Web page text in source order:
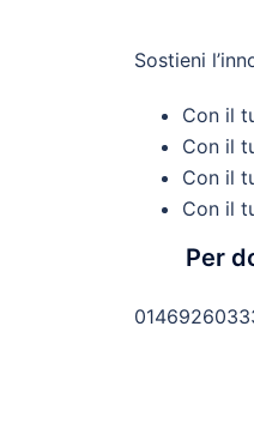
Sostieni
Con il
Con il
Con il
Con il
Per